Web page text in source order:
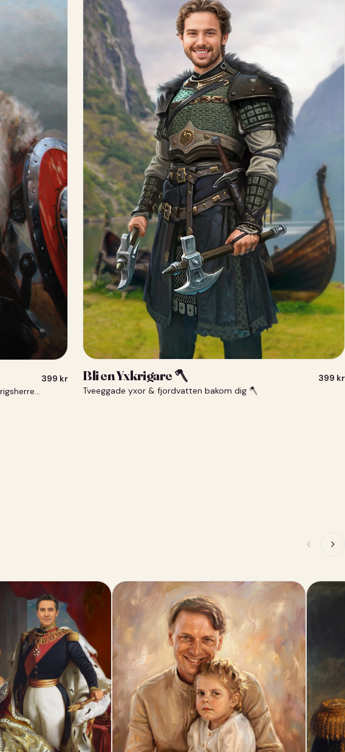
Vargskinn, ringbrynja & sköld — du som nordisk krigsherre ⚔️
399 kr Bli en Yxkrigare 🪓
Tveeggade yxor & fjordvatten bakom dig 🪓
399 kr